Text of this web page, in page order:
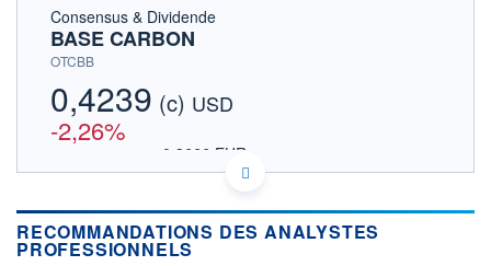
Consensus & Dividende
BASE CARBON
OTCBB
0,4239 (c) USD
-2,26%
0,3666 EUR
DONNÉES TEMPS DIFFÉRÉ
Politique d'exécution
Cotation sur les autres places
RECOMMANDATIONS DES ANALYSTES
PROFESSIONNELS